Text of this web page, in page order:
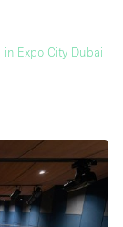
Expo City Dubai